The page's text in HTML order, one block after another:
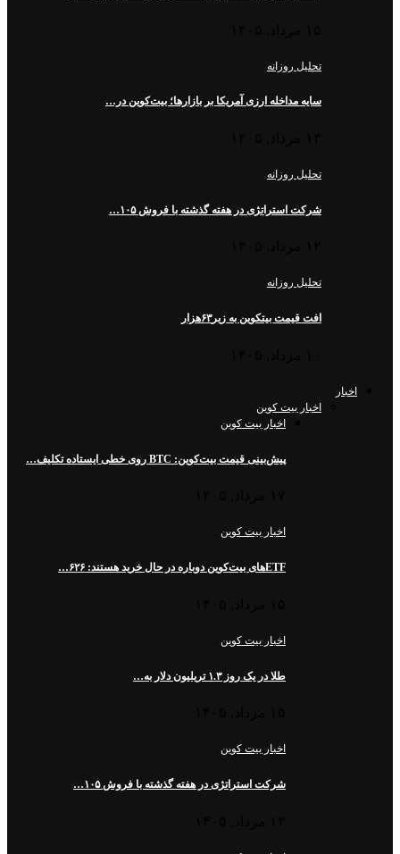
تحلیل روزانه
سایه مداخله ارزی آمریکا بر بازارها؛ بیت‌کوین در…
تحلیل روزانه
شرکت استراتژی در هفته گذشته با فروش ۱۰۵…
تحلیل روزانه
افت قیمت بیتکوین به زیر۶۳هزار
اخبار
اخبار بیت کوین
اخبار بیت کوین
پیش‌بینی قیمت بیت‌کوین: BTC روی خطی ایستاده تکلیف…
اخبار بیت کوین
ETFهای بیت‌کوین دوباره در حال خرید هستند: ۶۲۶…
اخبار بیت کوین
طلا در یک روز ۱.۳ تریلیون دلار به…
اخبار بیت کوین
شرکت استراتژی در هفته گذشته با فروش ۱۰۵…